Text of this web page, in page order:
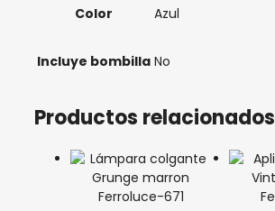
Color Azul
Incluye bombilla No
Productos relacionados